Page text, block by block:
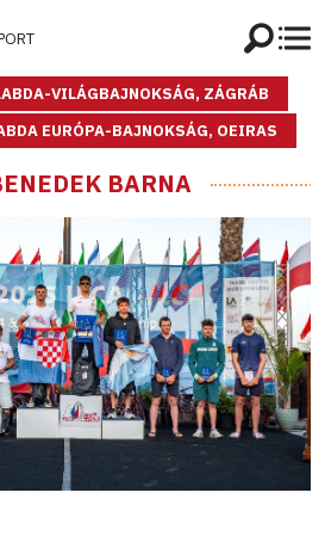
VILÁGBAJNOKSÁG, ZÁGRÁB
EURÓPA-BAJNOKSÁG, OEIRAS
BARNA